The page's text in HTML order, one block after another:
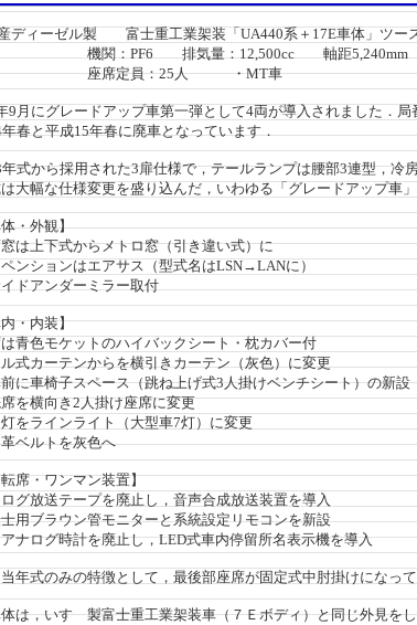
ディーゼル製 富士重工業架装「UA440系＋17E車体」ツー
PF6 排気量：12,500cc 軸距5,240mm
定員：25人 ・MT車
にグレードアップ車第一弾として4両が導入されました．局
春と平成15年春に廃車となっています．
から採用された3扉仕様で，テールランプは腰部3連型，冷
幅な仕様変更を盛り込んだ，いわゆる「グレードアップ車
外観】
上下式からメトロ窓（引き違い式）に
ションはエアサス（型式名はLSN→LANに）
アンダーミラー取付
内装】
色モケットのハイバックシート・枕カバー付
カーテンからを横引きカーテン（灰色）に変更
車椅子スペース（跳ね上げ式3人掛けベンチシート）の新設
横向き2人掛け座席に変更
ラインライト（大型車7灯）に変更
ルトを灰色へ
・ワンマン装置】
放送テープを廃止し，音声合成放送装置を導入
ブラウン管モニターと系統設定リモコンを新設
ログ時計を廃止し，LED式車内停留所名表示機を導入
式のみの特徴として，最後部座席が固定式中肘掛けになって
，いすゞ製富士重工業架装車（７Ｅボディ）と同じ外見を